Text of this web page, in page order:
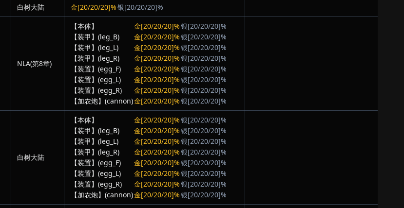
白树大陆 金[20/20/20]%银[20/20/20]%
NLA(第8章)
【本体】 金[20/20/20]%银[20/20/20]%
【装甲】(leg_B)
金[20/20/20]%银[20/20/20]%
【装甲】(leg_L)
金[20/20/20]%银[20/20/20]%
【装甲】(leg_R)
金[20/20/20]%银[20/20/20]%
【装置】(egg_F)
金[20/20/20]%银[20/20/20]%
【装置】(egg_L)
金[20/20/20]%银[20/20/20]%
【装置】(egg_R)
金[20/20/20]%银[20/20/20]%
【加农炮】(cannon)金[20/20/20]%银[20/20/20]%
白树大陆
【本体】 金[20/20/20]%银[20/20/20]%
【装甲】(leg_B)
金[20/20/20]%银[20/20/20]%
【装甲】(leg_L)
金[20/20/20]%银[20/20/20]%
【装甲】(leg_R)
金[20/20/20]%银[20/20/20]%
【装置】(egg_F)
金[20/20/20]%银[20/20/20]%
【装置】(egg_L)
金[20/20/20]%银[20/20/20]%
【装置】(egg_R)
金[20/20/20]%银[20/20/20]%
【加农炮】(cannon)金[20/20/20]%银[20/20/20]%